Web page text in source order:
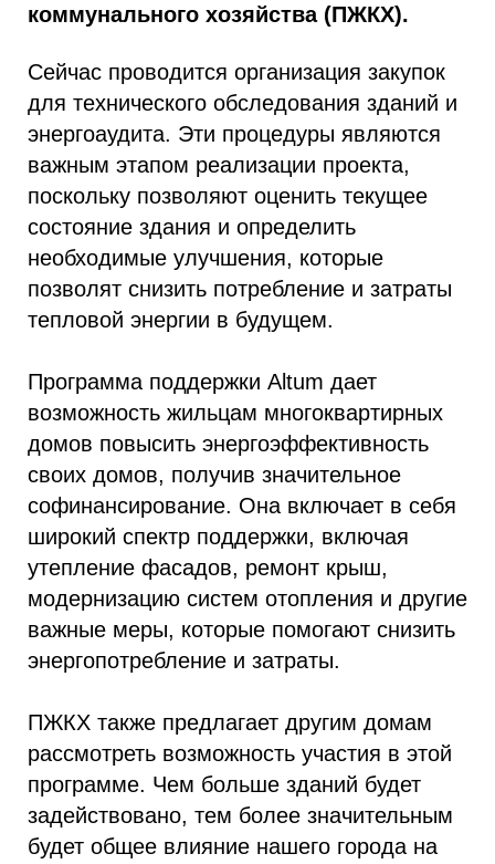
коммунального хозяйства (ПЖКХ).
Сейчас проводится организация закупок
для технического обследования зданий и
энергоаудита. Эти процедуры являются
важным этапом реализации проекта,
поскольку позволяют оценить текущее
состояние здания и определить
необходимые улучшения, которые
позволят снизить потребление и затраты
тепловой энергии в будущем.
Программа поддержки Altum дает
возможность жильцам многоквартирных
домов повысить энергоэффективность
своих домов, получив значительное
софинансирование. Она включает в себя
широкий спектр поддержки, включая
утепление фасадов, ремонт крыш,
модернизацию систем отопления и другие
важные меры, которые помогают снизить
энергопотребление и затраты.
ПЖКХ также предлагает другим домам
рассмотреть возможность участия в этой
программе. Чем больше зданий будет
задействовано, тем более значительным
будет общее влияние нашего города на